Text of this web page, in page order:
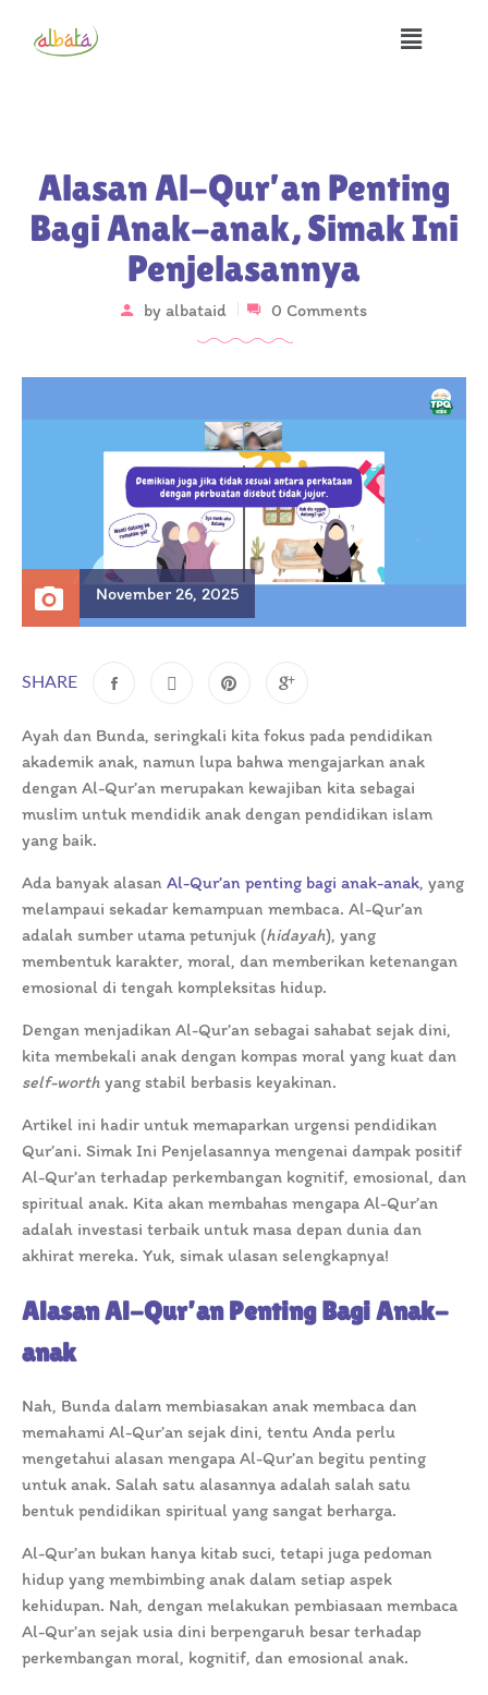
Alasan Al-Qur’an Penting
Bagi Anak-anak, Simak Ini
Penjelasannya
by albataid 0 Comments
November 26, 2025
SHARE
Ayah dan Bunda, seringkali kita fokus pada pendidikan
akademik anak, namun lupa bahwa mengajarkan anak
dengan Al-Qur’an merupakan kewajiban kita sebagai
muslim untuk mendidik anak dengan pendidikan islam
yang baik.
Ada banyak alasan Al-Qur’an penting bagi anak-anak, yang
melampaui sekadar kemampuan membaca. Al-Qur’an
adalah sumber utama petunjuk (hidayah), yang
membentuk karakter, moral, dan memberikan ketenangan
emosional di tengah kompleksitas hidup.
Dengan menjadikan Al-Qur’an sebagai sahabat sejak dini,
kita membekali anak dengan kompas moral yang kuat dan
self-worth yang stabil berbasis keyakinan.
Artikel ini hadir untuk memaparkan urgensi pendidikan
Qur’ani. Simak Ini Penjelasannya mengenai dampak positif
Al-Qur’an terhadap perkembangan kognitif, emosional, dan
spiritual anak. Kita akan membahas mengapa Al-Qur’an
adalah investasi terbaik untuk masa depan dunia dan
akhirat mereka. Yuk, simak ulasan selengkapnya!
Alasan Al-Qur’an Penting Bagi Anak-
anak
Nah, Bunda dalam membiasakan anak membaca dan
memahami Al-Qur’an sejak dini, tentu Anda perlu
mengetahui alasan mengapa Al-Qur’an begitu penting
untuk anak. Salah satu alasannya adalah salah satu
bentuk pendidikan spiritual yang sangat berharga.
Al-Qur’an bukan hanya kitab suci, tetapi juga pedoman
hidup yang membimbing anak dalam setiap aspek
kehidupan. Nah, dengan melakukan pembiasaan membaca
Al-Qur’an sejak usia dini berpengaruh besar terhadap
perkembangan moral, kognitif, dan emosional anak.